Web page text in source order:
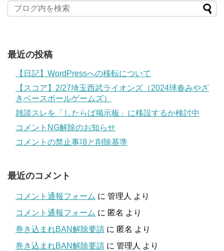
最近の投稿
【日記】WordPressへの移転について
【スコア】2/27埼玉西武ライオンズ（2024球春みやざ
きベースボールゲームズ）
雑談スレを「したらば掲示板」に移設するか検討中
コメントNG解除のお知らせ
コメントの禁止事項と削除基準
最近のコメント
コメント通報フォーム に 管理人 より
コメント通報フォーム に 匿名 より
巻き込まれBAN解除要請 に 匿名 より
巻き込まれBAN解除要請 に 管理人 より